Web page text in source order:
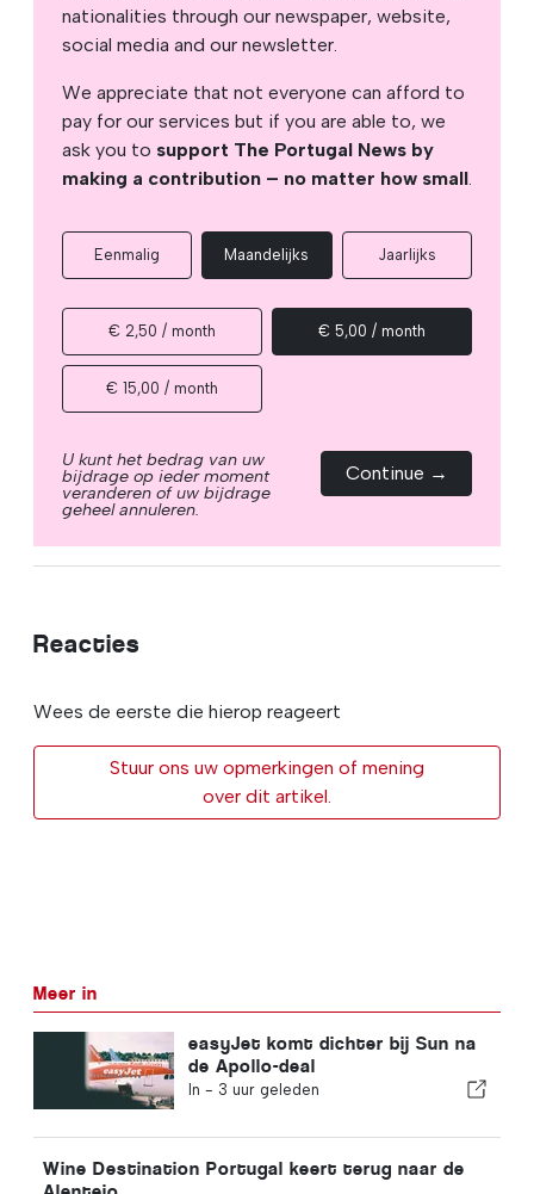
nationalities through our newspaper, website,
social media and our newsletter.
We appreciate that not everyone can afford to
pay for our services but if you are able to, we
ask you to support The Portugal News by
making a contribution – no matter how small.
Eenmalig Maandelijks Jaarlijks
€ 2,50 / month € 5,00 / month
€ 15,00 / month
U kunt het bedrag van uw
bijdrage op ieder moment
veranderen of uw bijdrage
geheel annuleren.
Continue →
Reacties
Wees de eerste die hierop reageert
Stuur ons uw opmerkingen of mening
over dit artikel.
Meer in
easyJet komt dichter bij Sun na
de Apollo-deal
In - 3 uur geleden
Wine Destination Portugal keert terug naar de